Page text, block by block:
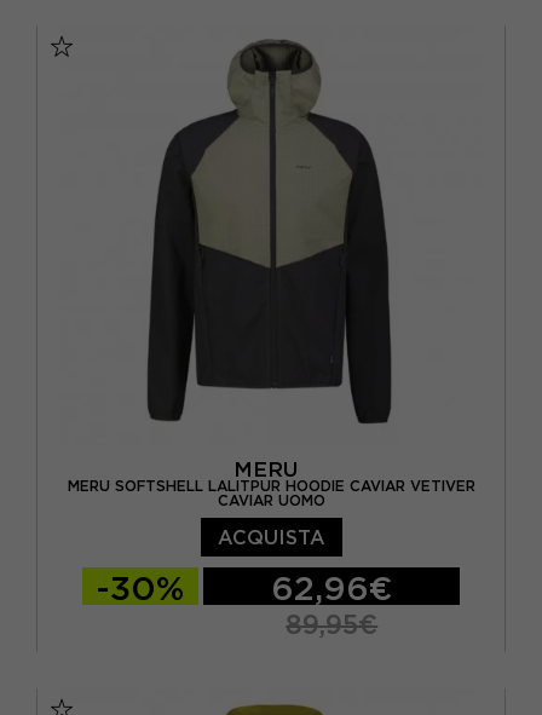
MERU
MERU SOFTSHELL LALITPUR HOODIE CAVIAR VETIVER
CAVIAR UOMO
ACQUISTA
-30% 62,96€
89,95€